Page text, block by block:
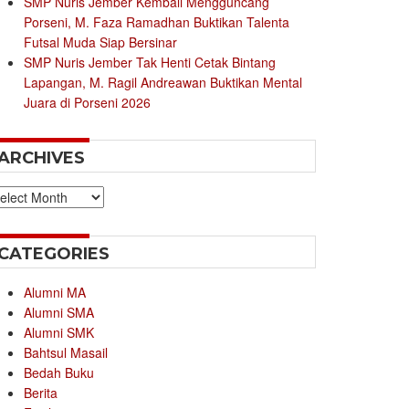
Porseni, M. Faza Ramadhan Buktikan Talenta
Futsal Muda Siap Bersinar
SMP Nuris Jember Tak Henti Cetak Bintang
Lapangan, M. Ragil Andreawan Buktikan Mental
Juara di Porseni 2026
Alumni MA
Alumni SMA
Alumni SMK
Bahtsul Masail
Bedah Buku
Berita